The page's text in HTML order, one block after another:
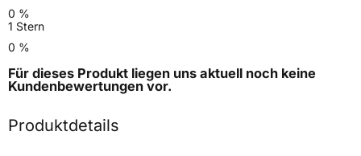
0 %
1 Stern
0 %
Für dieses Produkt liegen uns aktuell noch keine
Kundenbewertungen vor.
Produktdetails